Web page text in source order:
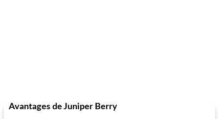
Avantages de Juniper Berry